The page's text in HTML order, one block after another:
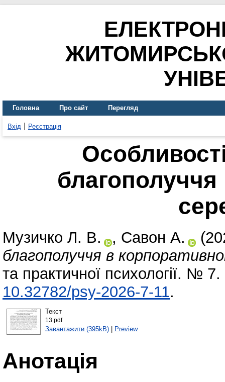
Головна Про сайт Перегляд
Вхід Реєстрація
Музичко Л. В. , Савон А.
благополуччя в
та практичної психології. №
10.32782/psy-2026-7-11.
Текст
13.pdf
Завантажити (395kB)| Preview
Анотація